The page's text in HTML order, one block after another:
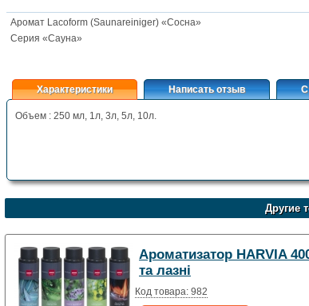
Указать цену
Аромат Lacoform (Saunareiniger) «Сосна»
Серия «Сауна»
Характеристики Написать отзыв С
Объем : 250 мл, 1л, 3л, 5л, 10л.
Другие
Ароматизатор HARVIA
та лазні
Код товара: 982